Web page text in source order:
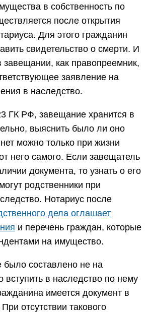
в собственность по
после открытия
Для этого гражданин
свидетельство о смерти. И
завещании, как правопреемник,
заявление на
в наследство.
ГК РФ, завещание хранится в
выяснить было ли оно
можно только при жизни
него самого. Если завещатель
документа, то узнать о его
родственники при
Нотариус после
дела оглашает
и перечень граждан, которые
на имущество.
составлено не на
вступить в наследство по нему
имеется документ в
отсутствии такового